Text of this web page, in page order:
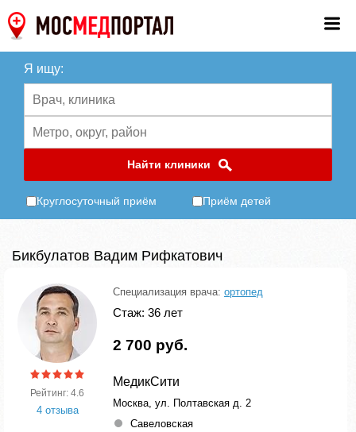
Я ищу:
Найти клиники
Круглосуточный приём Приём детей
Бикбулатов Вадим Рифкатович
Рейтинг: 4.6
4 отзыва
Специализация врача: ортопед
Стаж: 36 лет
2 700 руб.
МедикСити
Москва, ул. Полтавская д. 2
Савеловская